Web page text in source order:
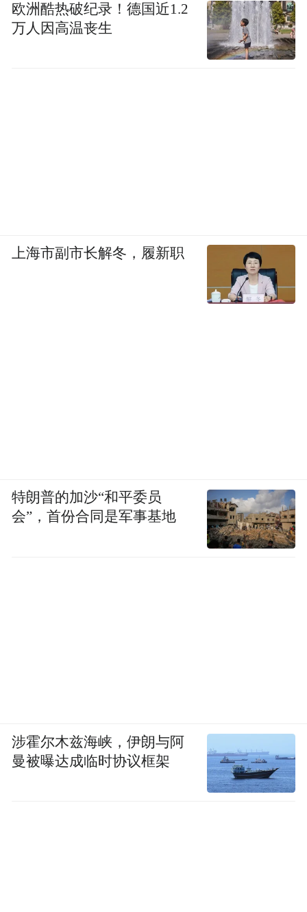
欧洲酷热破纪录！德国近1.2
万人因高温丧生
上海市副市长解冬，履新职
特朗普的加沙“和平委员
会”，首份合同是军事基地
涉霍尔木兹海峡，伊朗与阿
曼被曝达成临时协议框架